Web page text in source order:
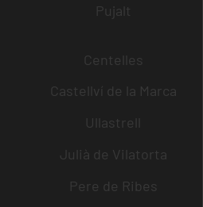
Pujalt
Centelles
Castellví de la Marca
Ullastrell
Julià de Vilatorta
Pere de Ribes